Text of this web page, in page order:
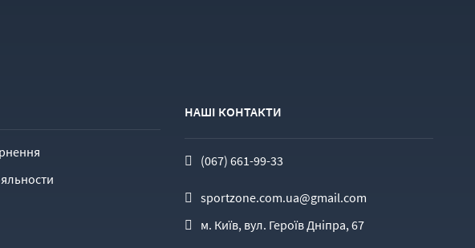
НАШІ КОНТАКТИ
(067) 661-99-33
sportzone.com.ua@gmail.com
м. Київ, вул. Героїв Дніпра, 67